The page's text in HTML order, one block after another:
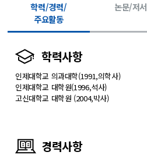
학력/경력/
주요활동
논문/저서
학력사항
인제대학교 의과대학(1991,의학사)
인제대학교 대학원(1996,석사)
고신대학교 대학원 (2004,박사)
경력사항